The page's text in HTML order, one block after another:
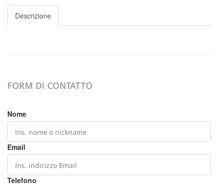
Descrizione
FORM DI CONTATTO
Nome
Email
Telefono